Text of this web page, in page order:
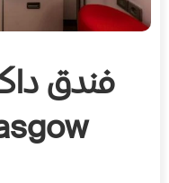
فندق